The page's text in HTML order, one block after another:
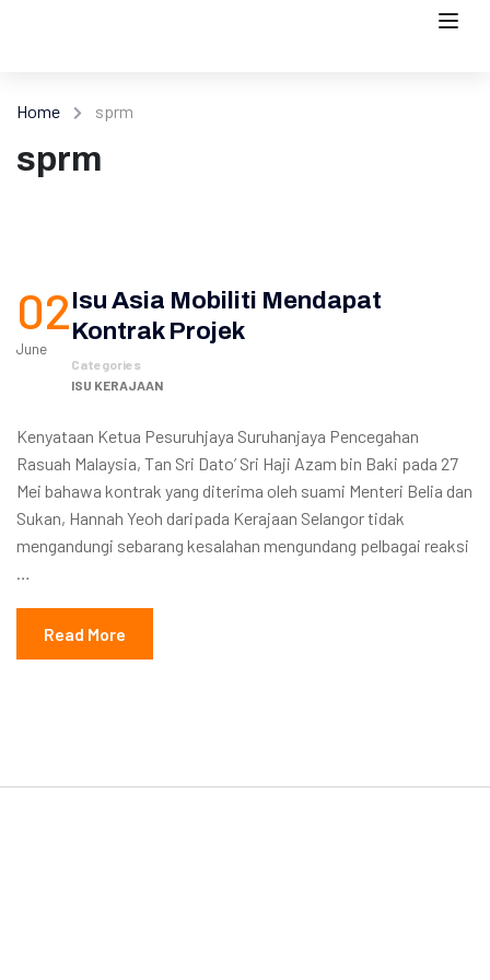
Home sprm
sprm
02
June
Isu Asia Mobiliti Mendapat
Kontrak Projek
Categories
ISU KERAJAAN
Kenyataan Ketua Pesuruhjaya Suruhanjaya Pencegahan
Rasuah Malaysia, Tan Sri Dato’ Sri Haji Azam bin Baki pada 27
Mei bahawa kontrak yang diterima oleh suami Menteri Belia dan
Sukan, Hannah Yeoh daripada Kerajaan Selangor tidak
mengandungi sebarang kesalahan mengundang pelbagai reaksi
…
Read More